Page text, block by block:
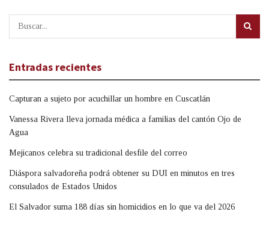
Entradas recientes
Capturan a sujeto por acuchillar un hombre en Cuscatlán
Vanessa Rivera lleva jornada médica a familias del cantón Ojo de
Agua
Mejicanos celebra su tradicional desfile del correo
Diáspora salvadoreña podrá obtener su DUI en minutos en tres
consulados de Estados Unidos
El Salvador suma 188 días sin homicidios en lo que va del 2026